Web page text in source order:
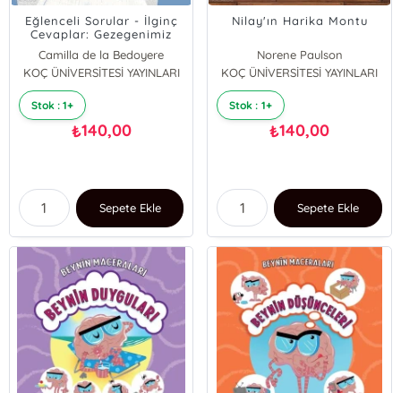
Eğlenceli Sorular - İlginç
Cevaplar: Gezegenimiz
Camilla de la Bedoyere
KOÇ ÜNİVERSİTESİ YAYINLARI
Stok : 1+
₺140,00
Sepete Ekle
Nilay'ın Harika Montu
Norene Paulson
KOÇ ÜNİVERSİTESİ YAYINLARI
Stok : 1+
₺140,00
Sepete Ekle